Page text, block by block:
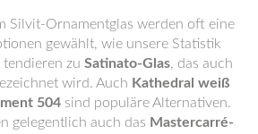
Silvit-Ornamentglas werden oft eine
gewählt, wie unsere Statistik
tendieren zu Satinato-Glas, das auch
wird. Auch Kathedral weiß
504 sind populäre Alternativen.
gelegentlich auch das Mastercarré-